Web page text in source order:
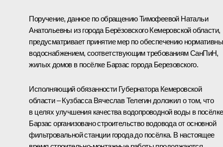
Поручение, данное по обращению Тимофеевой Натальи
Анатольевны из города Берёзовского Кемеровской области,
предусматривает принятие мер по обеспечению
водоснабжением, соответствующим требованиям СанПиН,
жилых домов в посёлке Барзас города Березовского.
Исполняющий обязанности Губернатора Кемеровской
области – Кузбасса Вячеслав Телегин доложил о том, что
в целях улучшения качества водопроводной воды в посёлке
Барзас организовано строительство водовода от основной
фильтровальной станции города до посёлка. В настоящее